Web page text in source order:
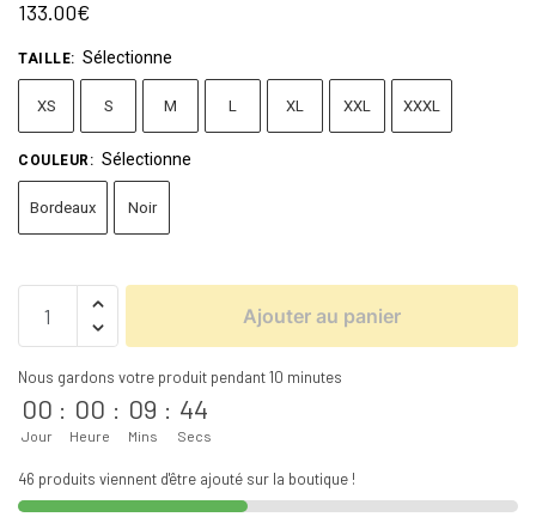
133.00€
TAILLE: Sélectionne
XS S M L XL XXL XXXL
COULEUR: Sélectionne
Bordeaux Noir
Ajouter au panier
Nous gardons votre produit pendant 10 minutes
00
Jour
: 00
Heure
: 09
Mins
: 44
Secs
46 produits viennent d'être ajouté sur la boutique !